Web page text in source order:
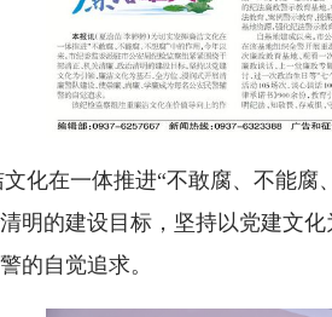
化在一体推进“不敢腐、不能
明的建设目标，坚持以党建文
的自觉追求。